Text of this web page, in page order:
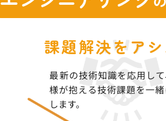
課題解決をア
最新の技術知識を応用し
様が抱える技術課題を一
します。